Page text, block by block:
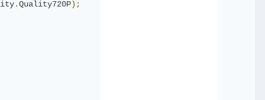
.Quality720P);